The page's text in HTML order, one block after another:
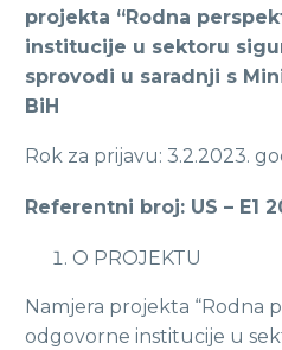
projekta “Rodna
institucije u sektoru
sprovodi u saradnji s
BiH
Rok za prijavu: 3.2.2023.
Referentni broj: US – E1
O PROJEKTU
Namjera projekta “Rodna
odgovorne institucije u